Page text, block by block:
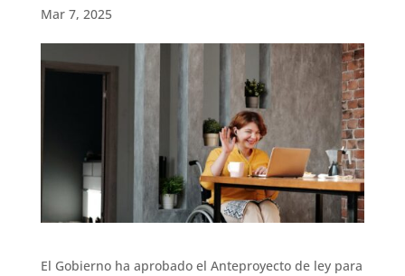
Mar 7, 2025
El Gobierno ha aprobado el Anteproyecto de ley para